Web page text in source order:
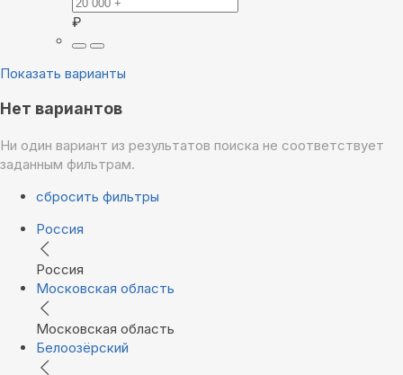
₽
Показать варианты
Нет вариантов
Ни один вариант из результатов поиска не соответствует
заданным фильтрам.
сбросить фильтры
Россия
Россия
Московская область
Московская область
Белоозёрский